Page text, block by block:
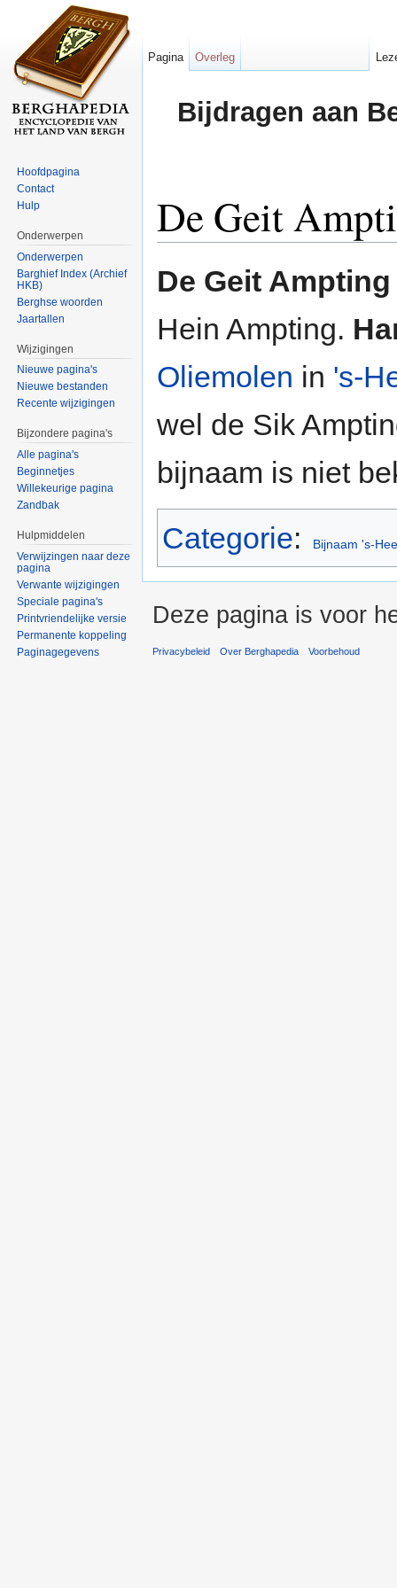
Bijdragen aan
De Geit
De Geit Ampting
Hein Ampting.
Oliemolen in 's-
wel de Sik
bijnaam is niet
Categorie: Bijnaam 's-
Pagina Overleg
Hoofdpagina
Contact
Hulp
Onderwerpen
Onderwerpen
Barghief Index (Archief
HKB)
Berghse woorden
Jaartallen
Wijzigingen
Nieuwe pagina's
Nieuwe bestanden
Recente wijzigingen
Bijzondere pagina's
Alle pagina's
Beginnetjes
Willekeurige pagina
Zandbak
Hulpmiddelen
Verwijzingen naar deze
pagina
Verwante wijzigingen
Speciale pagina's
Printvriendelijke versie
Permanente koppeling
Paginagegevens
Deze pagina is voor
Privacybeleid Over Berghapedia Voorbehoud